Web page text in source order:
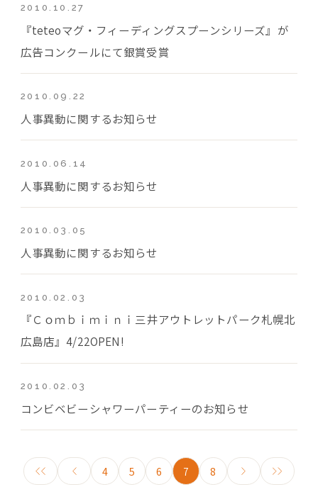
2010.10.27
『teteoマグ・フィーディングスプーンシリーズ』が
広告コンクールにて銀賞受賞
2010.09.22
人事異動に関するお知らせ
2010.06.14
人事異動に関するお知らせ
2010.03.05
人事異動に関するお知らせ
2010.02.03
『Ｃｏｍｂｉｍｉｎｉ三井アウトレットパーク札幌北
広島店』4/22OPEN!
2010.02.03
コンビベビーシャワーパーティーのお知らせ
4 5 6 7 8